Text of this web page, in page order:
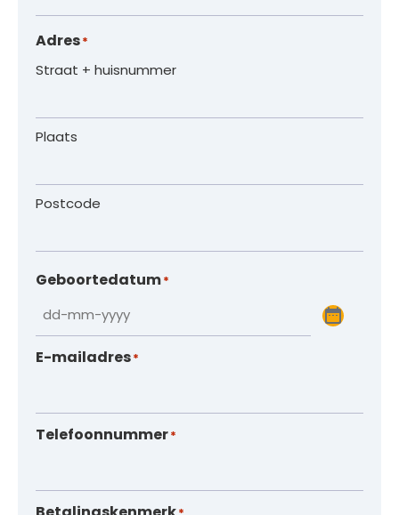
Adres*
Straat + huisnummer
Plaats
Postcode
Geboortedatum*
E-mailadres*
Telefoonnummer*